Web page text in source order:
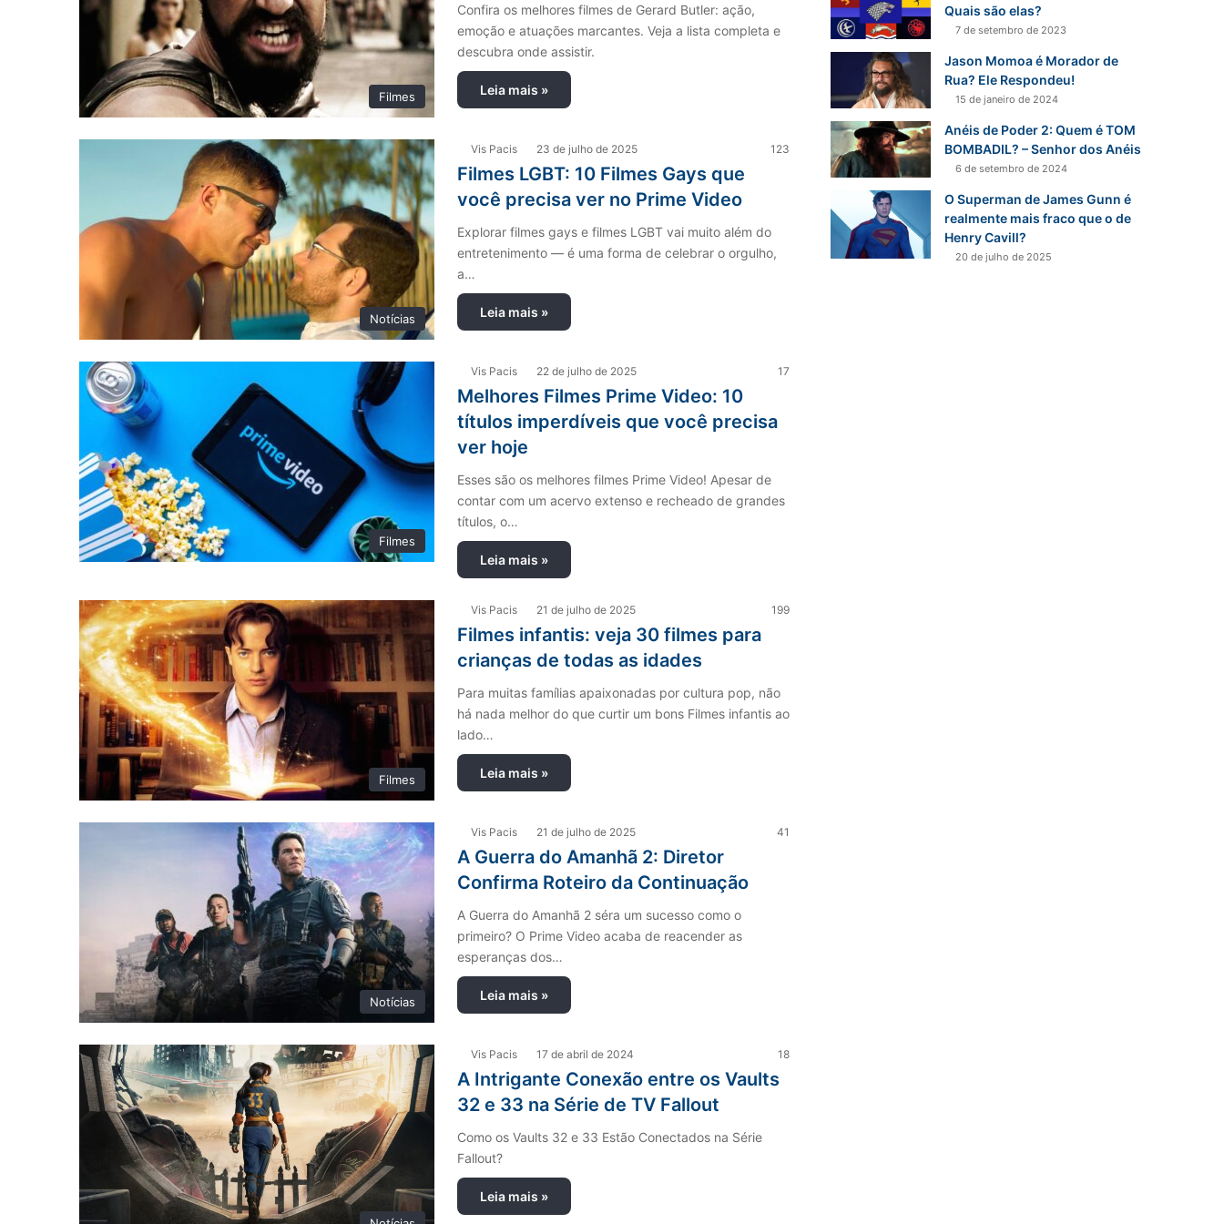
Filmes
Confira os melhores filmes de Gerard Butler: ação,
emoção e atuações marcantes. Veja a lista completa e
descubra onde assistir.
Leia mais »
Notícias
Vis Pacis 23 de julho de 2025 123
Filmes LGBT: 10 Filmes Gays que
você precisa ver no Prime Video
Explorar filmes gays e filmes LGBT vai muito além do
entretenimento — é uma forma de celebrar o orgulho,
a…
Leia mais »
Filmes
Vis Pacis 22 de julho de 2025 17
Melhores Filmes Prime Video: 10
títulos imperdíveis que você precisa
ver hoje
Esses são os melhores filmes Prime Video! Apesar de
contar com um acervo extenso e recheado de grandes
títulos, o…
Leia mais »
Filmes
Vis Pacis 21 de julho de 2025 199
Filmes infantis: veja 30 filmes para
crianças de todas as idades
Para muitas famílias apaixonadas por cultura pop, não
há nada melhor do que curtir um bons Filmes infantis ao
lado…
Leia mais »
Notícias
Vis Pacis 21 de julho de 2025 41
A Guerra do Amanhã 2: Diretor
Confirma Roteiro da Continuação
A Guerra do Amanhã 2 séra um sucesso como o
primeiro? O Prime Video acaba de reacender as
esperanças dos…
Leia mais »
Vis Pacis 17 de abril de 2024 18
A Intrigante Conexão entre os Vaults
32 e 33 na Série de TV Fallout
Como os Vaults 32 e 33 Estão Conectados na Série
Fallout?
Leia mais »
p
r
:
Quais são elas?
7 de setembro de 2023
Jason Momoa é Morador de
Rua? Ele Respondeu!
15 de janeiro de 2024
Anéis de Poder 2: Quem é TOM
BOMBADIL? – Senhor dos Anéis
6 de setembro de 2024
O Superman de James Gunn é
realmente mais fraco que o de
Henry Cavill?
20 de julho de 2025